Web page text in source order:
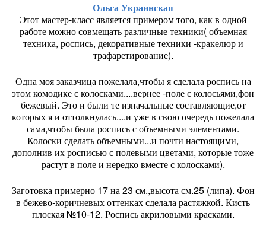
Ольга Украинская
Этот мастер-класс является примером того, как в одной
работе можно совмещать различные техники( объемная
техника, роспись, декоративные техники -кракелюр и
трафаретирование).
Одна моя заказчица пожелала,чтобы я сделала роспись на
этом комодике с колосками....вернее -поле с колосьями,фон
бежевый. Это и были те изначальные составляющие,от
которых я и оттолкнулась....и уже в свою очередь пожелала
сама,чтобы была роспись с объемными элементами.
Колоски сделать объемными...и почти настоящими,
дополнив их росписью с полевыми цветами, которые тоже
растут в поле и нередко вместе с колосками).
Заготовка примерно 17 на 23 см.,высота см.25 (липа). Фон
в бежево-коричневых оттенках сделала растяжкой. Кисть
плоская №10-12. Роспись акриловыми красками.